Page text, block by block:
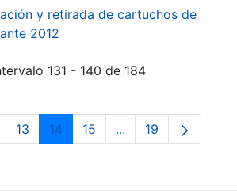
y retirada de cartuchos de
2012
131 - 140 de 184
intermedias Use TAB para
Página
13 Página
14 Página
15 ...PáginasPágina
19